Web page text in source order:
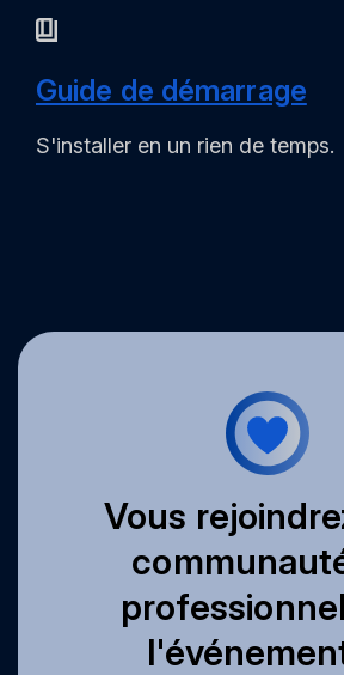
Guide de démarrage
S'installer en un rien de temps.
Vous